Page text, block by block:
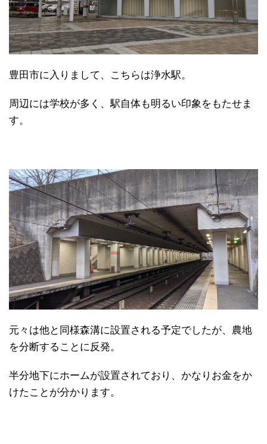
豊田市に入りまして、こちらは浄水駅。
周辺には学校が多く、駅自体も明るい印象をもたせま
す。
元々は他と同様森溝に設置される予定でしたが、農地
を分断することに反発。
半分地下にホームが設置されており、かなりお金をか
けたことが分かります。